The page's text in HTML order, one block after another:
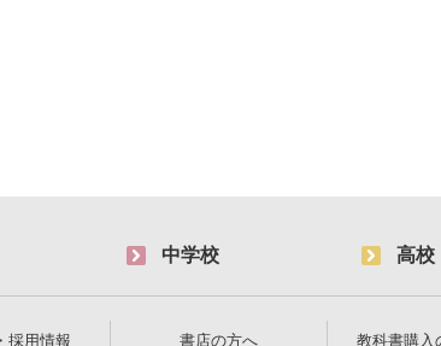
中学校 高校
採用情報 書店の方へ 教科書購入